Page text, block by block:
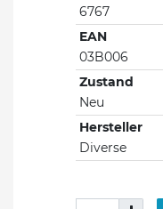
6767
EAN
03B006
Zustand
Neu
Hersteller
Diverse